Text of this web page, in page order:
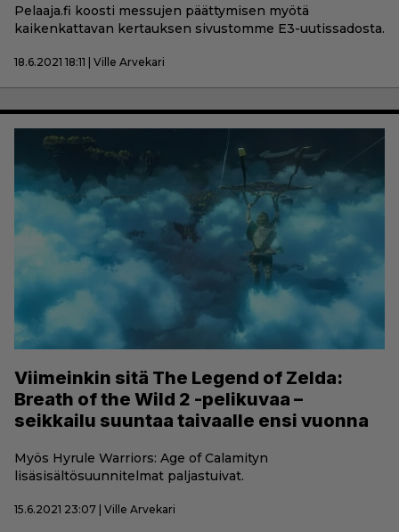
Pelaaja.fi koosti messujen päättymisen myötä
kaikenkattavan kertauksen sivustomme E3-uutissadosta.
18.6.2021 18:11 | Ville Arvekari
Viimeinkin sitä The Legend of Zelda:
Breath of the Wild 2 -pelikuvaa –
seikkailu suuntaa taivaalle ensi vuonna
Myös Hyrule Warriors: Age of Calamityn
lisäsisältösuunnitelmat paljastuivat.
15.6.2021 23:07 | Ville Arvekari